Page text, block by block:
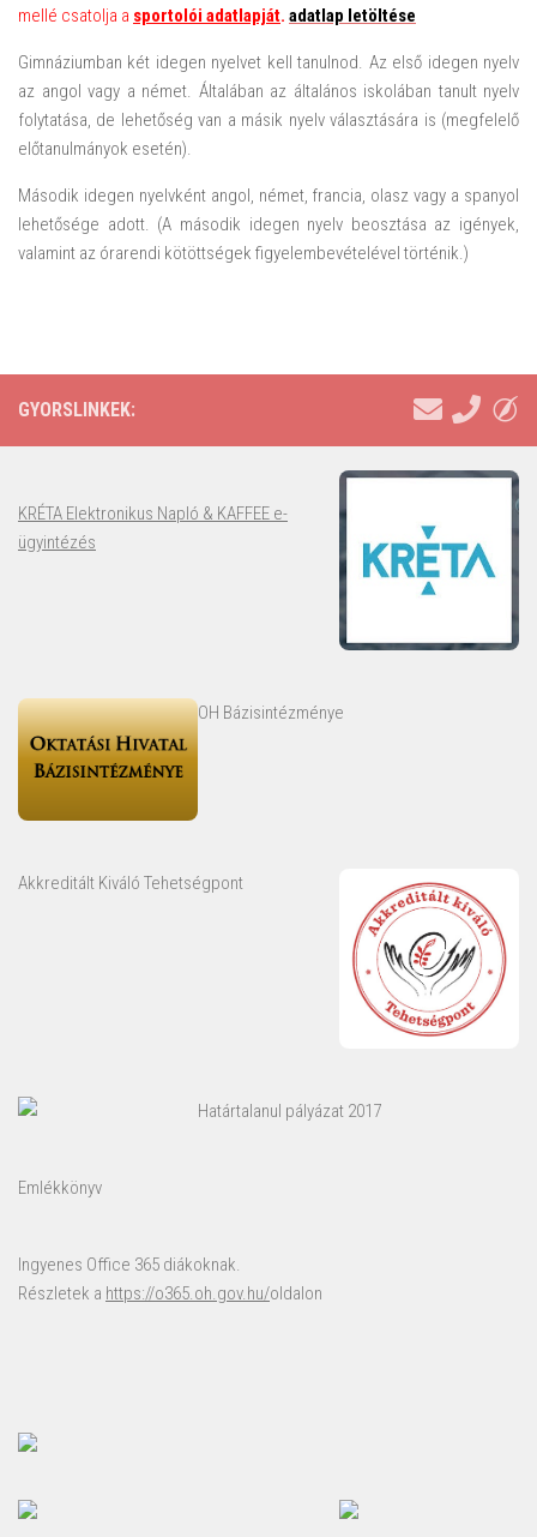
mellé csatolja a sportolói adatlapját. adatlap letöltése
Gimnáziumban két idegen nyelvet kell tanulnod. Az első idegen nyelv
az angol vagy a német. Általában az általános iskolában tanult nyelv
folytatása, de lehetőség van a másik nyelv választására is (megfelelő
előtanulmányok esetén).
Második idegen nyelvként angol, német, francia, olasz vagy a spanyol
lehetősége adott. (A második idegen nyelv beosztása az igények,
valamint az órarendi kötöttségek figyelembevételével történik.)
GYORSLINKEK:
KRÉTA Elektronikus Napló & KAFFEE e-
ügyintézés
OH Bázisintézménye
Akkreditált Kiváló Tehetségpont
Határtalanul pályázat 2017
Emlékkönyv
Ingyenes Office 365 diákoknak.
Részletek a https://o365.oh.gov.hu/oldalon